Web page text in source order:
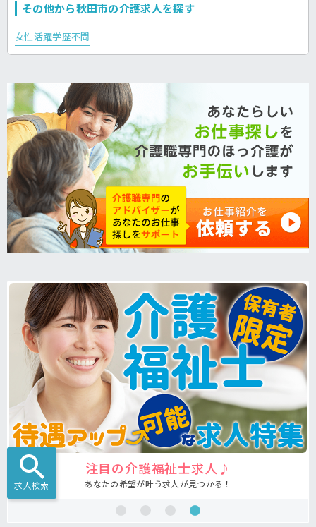
その他から秋田市の介護求人を探す
女性活躍学歴不問
注目の介護福祉士求人♪
あなたの希望が叶う求人が見つかる！
求人検索